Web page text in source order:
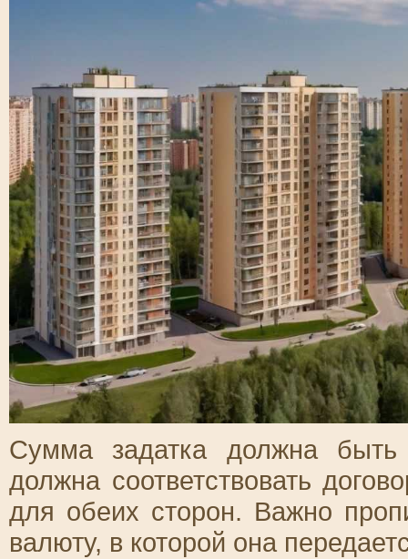
Сумма задатка должна
должна соответствовать
для обеих сторон. Важно
валюту, в которой она